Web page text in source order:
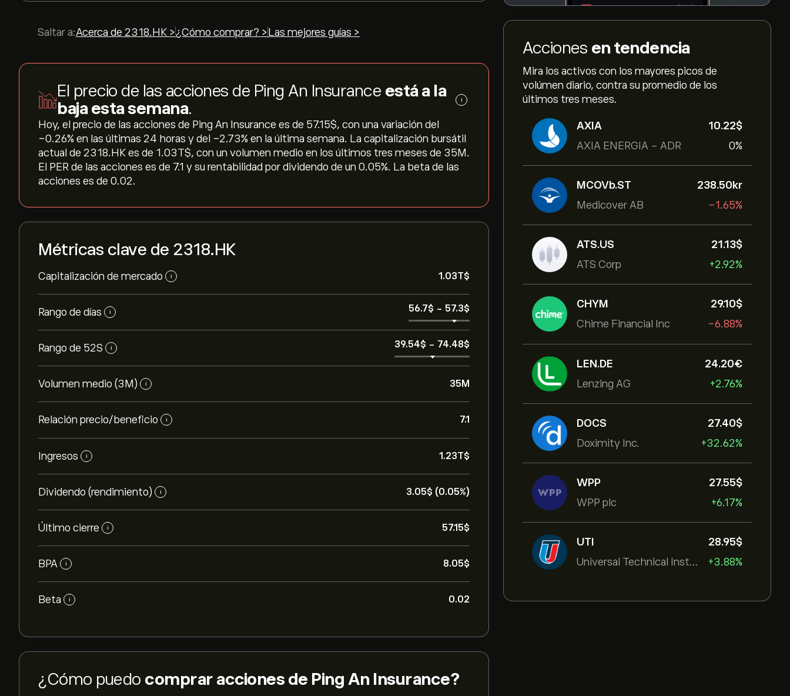
Acciones en tendencia
Mira los activos con los mayores picos de
volúmen diario, contra su promedio de los
últimos tres meses.
AXIA
AXIA ENERGIA - ADR
10.22‎$‎
0%
MCOVb.ST
Medicover AB
238.50‎kr‎
-1.65%
ATS.US
ATS Corp
21.13‎$‎
+2.92%
CHYM
Chime Financial Inc
29.10‎$‎
-6.88%
LEN.DE
Lenzing AG
24.20‎€‎
+2.76%
DOCS
Doximity Inc.
27.40‎$‎
+32.62%
WPP
WPP plc
27.55‎$‎
+6.17%
UTI
Universal Technical Institut
28.95‎$‎
+3.88%
Saltar a:Acerca de 2318.HK >¿Cómo comprar? > Las mejores guías >
El precio de las acciones de Ping An Insurance está a la
baja esta semana. i
Hoy, el precio de las acciones de Ping An Insurance es de 57.15‎$‎, con una variación del
‎-0.26‎% en las últimas 24 horas y del ‎-2.73‎% en la última semana. La capitalización bursátil
actual de 2318.HK es de 1.03T‎$‎, con un volumen medio en los últimos tres meses de 35M.
El PER de las acciones es de 7.1 y su rentabilidad por dividendo de un 0.05%. La beta de las
acciones es de 0.02.
Métricas clave de 2318.HK
Capitalización de mercado i 1.03T‎$‎
Rango de días i 56.7‎$‎ - 57.3‎$‎
Rango de 52S i 39.54‎$‎ - 74.48‎$‎
Volumen medio (3M) i 35M
Relación precio/beneficio i 7.1
Ingresos i 1.23T‎$‎
Dividendo (rendimiento) i 3.05‎$‎ (0.05%)
Último cierre i 57.15‎$‎
BPA i 8.05‎$‎
Beta i 0.02
¿Cómo puedo comprar acciones de Ping An Insurance?